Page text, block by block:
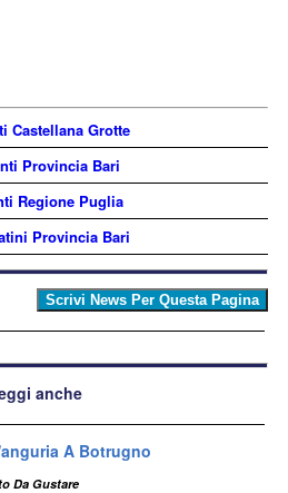
Castellana Grotte
Provincia Bari
Regione Puglia
Provincia Bari
anche
A Botrugno
Da Gustare